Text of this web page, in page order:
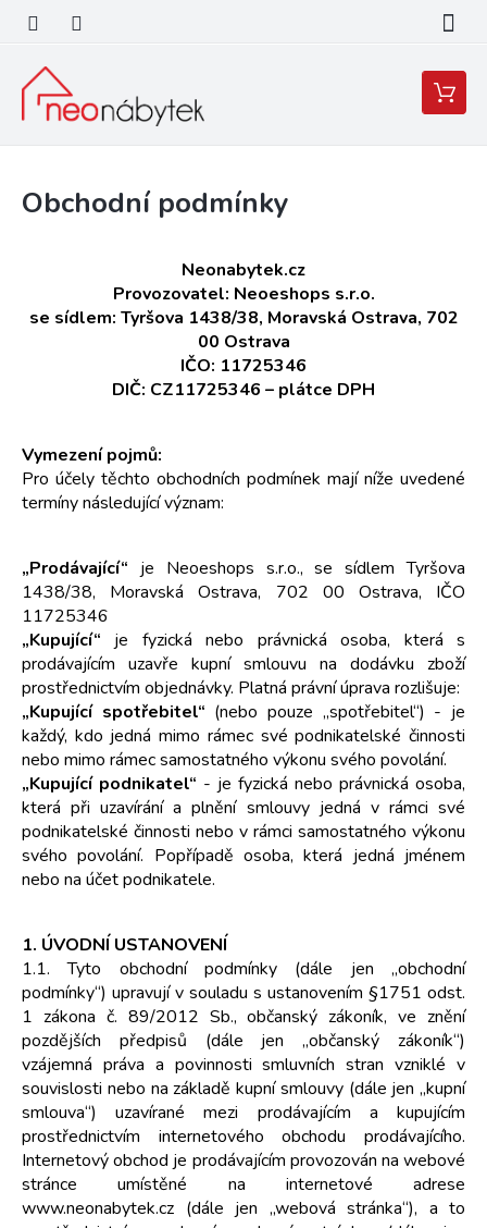
obsah
Nákupní
košík
Obchodní podmínky
Neonabytek.cz
Provozovatel: Neoeshops s.r.o.
se sídlem: Tyršova 1438/38, Moravská Ostrava, 702
00 Ostrava
IČO: 11725346
DIČ: CZ11725346 – plátce DPH
Vymezení pojmů:
Pro účely těchto obchodních podmínek mají níže uvedené
termíny následující význam:
„Prodávající“ je Neoeshops s.r.o., se sídlem Tyršova
1438/38, Moravská Ostrava, 702 00 Ostrava, IČO
11725346
„Kupující“ je fyzická nebo právnická osoba, která s
prodávajícím uzavře kupní smlouvu na dodávku zboží
prostřednictvím objednávky. Platná právní úprava rozlišuje:
„Kupující spotřebitel“ (nebo pouze „spotřebitel“) - je
každý, kdo jedná mimo rámec své podnikatelské činnosti
nebo mimo rámec samostatného výkonu svého povolání.
„Kupující podnikatel“ - je fyzická nebo právnická osoba,
která při uzavírání a plnění smlouvy jedná v rámci své
podnikatelské činnosti nebo v rámci samostatného výkonu
svého povolání. Popřípadě osoba, která jedná jménem
nebo na účet podnikatele.
1. ÚVODNÍ USTANOVENÍ
1.1. Tyto obchodní podmínky (dále jen „obchodní
podmínky“) upravují v souladu s ustanovením §1751 odst.
1 zákona č. 89/2012 Sb., občanský zákoník, ve znění
pozdějších předpisů (dále jen „občanský zákoník“)
vzájemná práva a povinnosti smluvních stran vzniklé v
souvislosti nebo na základě kupní smlouvy (dále jen „kupní
smlouva“) uzavírané mezi prodávajícím a kupujícím
prostřednictvím internetového obchodu prodávajícího.
Internetový obchod je prodávajícím provozován na webové
stránce umístěné na internetové adrese
www.neonabytek.cz (dále jen „webová stránka“), a to